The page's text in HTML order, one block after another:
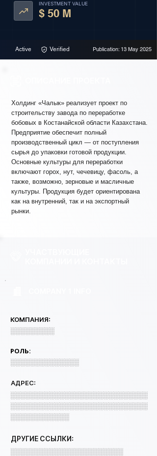
INVESTMENT VALUE
$ 50 M
Active Verified Publication: 13 May 2025
Холдинг «Чалык» реализует проект по
строительству завода по переработке
бобовых в Костанайской области Казахстана.
Предприятие обеспечит полный
производственный цикл — от поступления
сырья до упаковки готовой продукции.
Основные культуры для переработки
включают горох, нут, чечевицу, фасоль, а
также, возможно, зерновые и масличные
культуры. Продукция будет ориентирована
как на внутренний, так и на экспортный
рынки.
КОМПАНИЯ:
░░░░░░░░░
РОЛЬ:
░░░░░░░░░░░░░░
АДРЕС:
░░░░░░░░░░░░░░░░░░░░░░░░░░░░
░░░░░░░░░░░░░░░░░░░░░░░░░░░░
░░░░░░░░░░░░
ДРУГИЕ ССЫЛКИ:
░░░░░░░░░░░░░░░░░░░░░░░